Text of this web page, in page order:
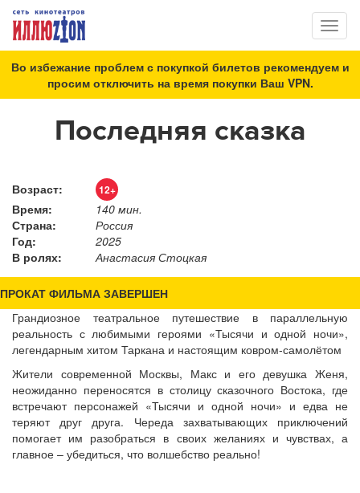
Во избежание проблем с покупкой билетов рекомендуем и
просим отключить на время покупки Ваш VPN.
Последняя сказка
Возраст: 12+
Время:
140 мин.
Страна:
Россия
Год:
2025
В ролях:
Анастасия Стоцкая
ПРОКАТ ФИЛЬМА ЗАВЕРШЕН
Грандиозное театральное путешествие в параллельную
реальность с любимыми героями «Тысячи и одной ночи»,
легендарным хитом Таркана и настоящим ковром-самолётом
Жители современной Москвы, Макс и его девушка Женя,
неожиданно переносятся в столицу сказочного Востока, где
встречают персонажей «Тысячи и одной ночи» и едва не
теряют друг друга. Череда захватывающих приключений
помогает им разобраться в своих желаниях и чувствах, а
главное – убедиться, что волшебство реально!